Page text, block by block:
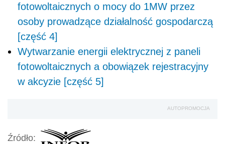
fotowoltaicznych o mocy do 1MW przez
osoby prowadzące działalność gospodarczą
[część 4]
Wytwarzanie energii elektrycznej z paneli
fotowoltaicznych a obowiązek rejestracyjny
w akcyzie [część 5]
AUTOPROMOCJA
Źródło: